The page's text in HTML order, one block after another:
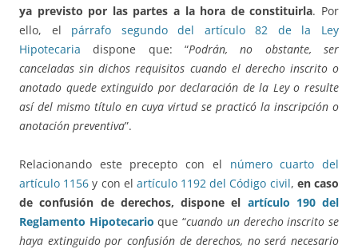
ya previsto por las partes a la hora de constituirla. Por
ello, el párrafo segundo del artículo 82 de la Ley
Hipotecaria dispone que: “Podrán, no obstante, ser
canceladas sin dichos requisitos cuando el derecho inscrito o
anotado quede extinguido por declaración de la Ley o resulte
así del mismo título en cuya virtud se practicó la inscripción o
anotación preventiva”.
Relacionando este precepto con el número cuarto del
artículo 1156 y con el artículo 1192 del Código civil, en caso
de confusión de derechos, dispone el artículo 190 del
Reglamento Hipotecario que “cuando un derecho inscrito se
haya extinguido por confusión de derechos, no será necesario